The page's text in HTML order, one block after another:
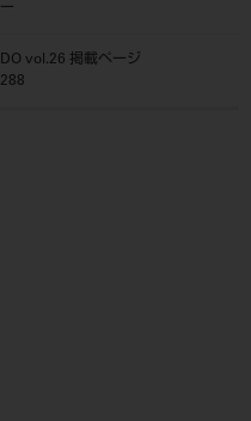
ー
DO vol.26 掲載ページ
288